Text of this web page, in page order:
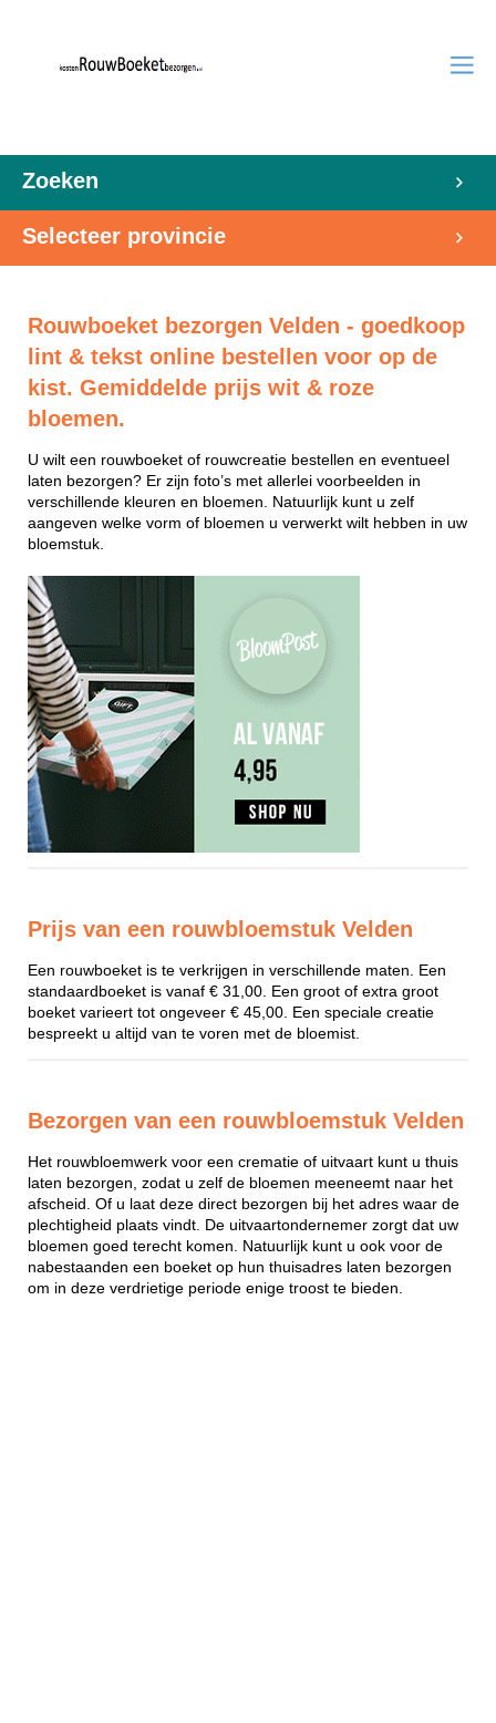
Zoeken
Selecteer provincie
Rouwboeket bezorgen Velden - goedkoop
lint & tekst online bestellen voor op de
kist. Gemiddelde prijs wit & roze
bloemen.
U wilt een rouwboeket of rouwcreatie bestellen en eventueel
laten bezorgen? Er zijn foto’s met allerlei voorbeelden in
verschillende kleuren en bloemen. Natuurlijk kunt u zelf
aangeven welke vorm of bloemen u verwerkt wilt hebben in uw
bloemstuk.
Prijs van een rouwbloemstuk Velden
Een rouwboeket is te verkrijgen in verschillende maten. Een
standaardboeket is vanaf € 31,00. Een groot of extra groot
boeket varieert tot ongeveer € 45,00. Een speciale creatie
bespreekt u altijd van te voren met de bloemist.
Bezorgen van een rouwbloemstuk Velden
Het rouwbloemwerk voor een crematie of uitvaart kunt u thuis
laten bezorgen, zodat u zelf de bloemen meeneemt naar het
afscheid. Of u laat deze direct bezorgen bij het adres waar de
plechtigheid plaats vindt. De uitvaartondernemer zorgt dat uw
bloemen goed terecht komen. Natuurlijk kunt u ook voor de
nabestaanden een boeket op hun thuisadres laten bezorgen
om in deze verdrietige periode enige troost te bieden.